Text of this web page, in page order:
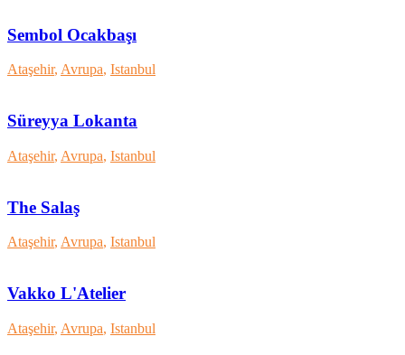
Sembol Ocakbaşı
Ataşehir, Avrupa, Istanbul
Süreyya Lokanta
Ataşehir, Avrupa, Istanbul
The Salaş
Ataşehir, Avrupa, Istanbul
Vakko L'Atelier
Ataşehir, Avrupa, Istanbul